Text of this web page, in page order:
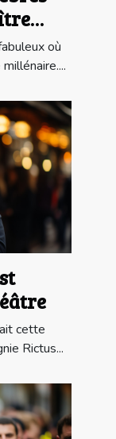
où
cette
Rictus...